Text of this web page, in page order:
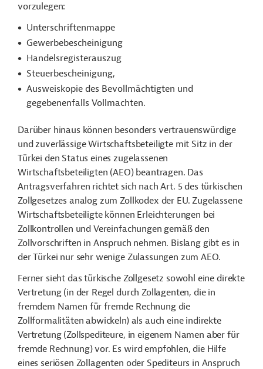
vorzulegen:
Unterschriftenmappe
Gewerbebescheinigung
Handelsregisterauszug
Steuerbescheinigung,
Ausweiskopie des Bevollmächtigten und
gegebenenfalls Vollmachten.
Darüber hinaus können besonders vertrauenswürdige
und zuverlässige Wirtschaftsbeteiligte mit Sitz in der
Türkei den Status eines zugelassenen
Wirtschaftsbeteiligten (AEO) beantragen. Das
Antragsverfahren richtet sich nach Art. 5 des türkischen
Zollgesetzes analog zum Zollkodex der EU. Zugelassene
Wirtschaftsbeteiligte können Erleichterungen bei
Zollkontrollen und Vereinfachungen gemäß den
Zollvorschriften in Anspruch nehmen. Bislang gibt es in
der Türkei nur sehr wenige Zulassungen zum AEO.
Ferner sieht das türkische Zollgesetz sowohl eine direkte
Vertretung (in der Regel durch Zollagenten, die in
fremdem Namen für fremde Rechnung die
Zollformalitäten abwickeln) als auch eine indirekte
Vertretung (Zollspediteure, in eigenem Namen aber für
fremde Rechnung) vor. Es wird empfohlen, die Hilfe
eines seriösen Zollagenten oder Spediteurs in Anspruch